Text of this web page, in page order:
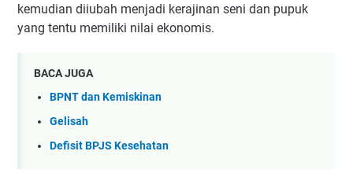
kemudian diiubah menjadi kerajinan seni dan pupuk
yang tentu memiliki nilai ekonomis.
BACA JUGA
BPNT dan Kemiskinan
Gelisah
Defisit BPJS Kesehatan